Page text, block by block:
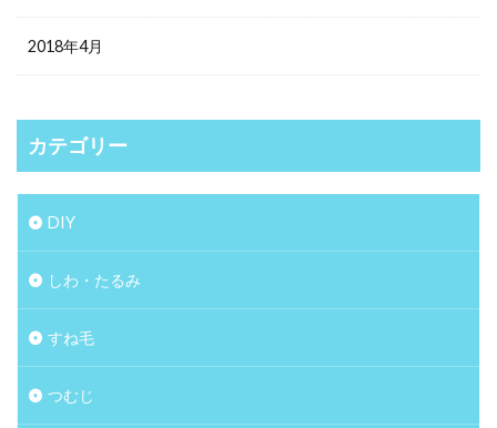
2018年4月
カテゴリー
DIY
しわ・たるみ
すね毛
つむじ